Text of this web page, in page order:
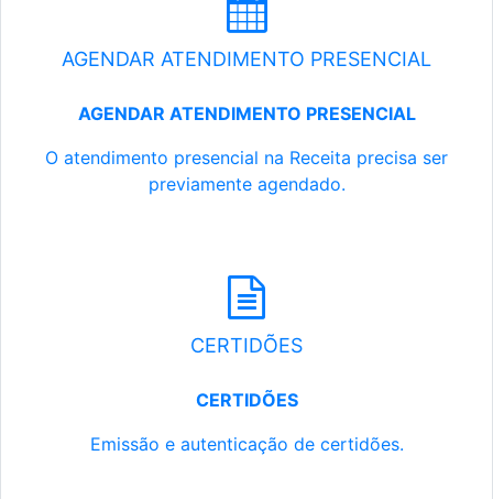
AGENDAR ATENDIMENTO PRESENCIAL
AGENDAR ATENDIMENTO PRESENCIAL
O atendimento presencial na Receita precisa ser
previamente agendado.
CERTIDÕES
CERTIDÕES
Emissão e autenticação de certidões.